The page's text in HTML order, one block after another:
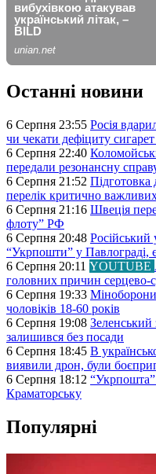
Останні новини
6 Серпня 23:55 Росія
чи чекати дефіциту сигарет
6 Серпня 22:40
передали резонансну
6 Серпня 21:52
перелік критично
6 Серпня 21:16 Швеція
флоту” РФ
6 Серпня 20:48 Російський
“Укрпошти” у Павлограді, є
6 Серпня 20:11 YOUTUBE
головних причин серцево-
6 Серпня 19:33 Міноборони
чоловіків 18-60 років
6 Серпня 19:08 Зеленський
залишився без посади
6 Серпня 18:45 В
виявили дрон, були
6 Серпня 18:12 “Укрпошта”
Краматорську
Популярні